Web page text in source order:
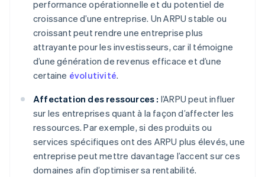
performance opérationnelle et du potentiel de
croissance d’une entreprise. Un ARPU stable ou
croissant peut rendre une entreprise plus
attrayante pour les investisseurs, car il témoigne
d’une génération de revenus efficace et d’une
certaine évolutivité.
Affectation des ressources : l’ARPU peut influer
sur les entreprises quant à la façon d’affecter les
ressources. Par exemple, si des produits ou
services spécifiques ont des ARPU plus élevés, une
entreprise peut mettre davantage l’accent sur ces
domaines afin d’optimiser sa rentabilité.